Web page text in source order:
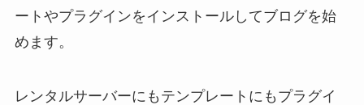
ートやプラグインをインストールしてブログを始
めます。
レンタルサーバーにもテンプレートにもプラグイ